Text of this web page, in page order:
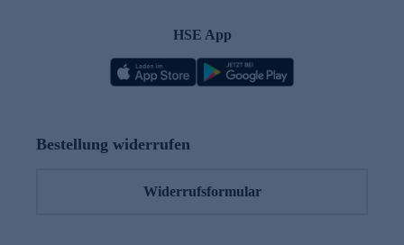
HSE App
Bestellung widerrufen
Widerrufsformular